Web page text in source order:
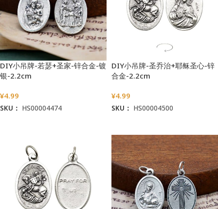
DIY小吊牌-若瑟+圣家-锌合金-镀
银-2.2cm
¥4.99
SKU： HS00004474
DIY小吊牌-圣乔治+耶稣圣心-锌
合金-2.2cm
¥4.99
SKU： HS00004500